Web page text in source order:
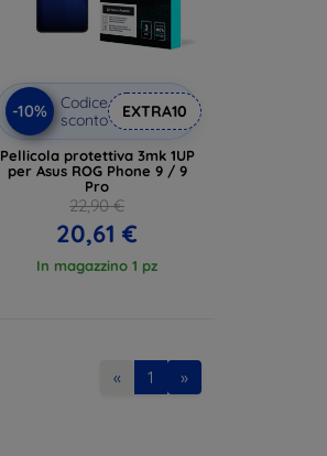
-10%
Codice
sconto
EXTRA10
Pellicola protettiva 3mk 1UP
per Asus ROG Phone 9 / 9
Pro
22,90 €
20,61 €
In magazzino 1 pz
« 1 »